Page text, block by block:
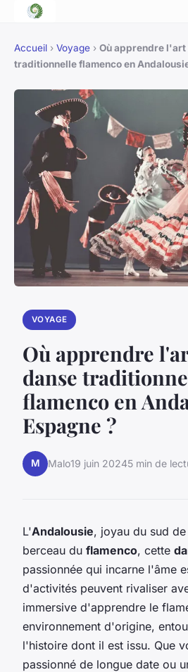
Accueil › Voyage › Où apprendre l'art
traditionnelle flamenco en
VOYAGE
Où apprendre
danse
flamenco en
Espagne ?
M Malo19 juin 20245 min de
L'Andalousie, joyau du sud
berceau du flamenco, cette
passionnée qui incarne l'âme
d'activités peuvent rivaliser
immersive d'apprendre le
environnement d'origine,
l'histoire dont il est issu. Que
passionné de longue date ou